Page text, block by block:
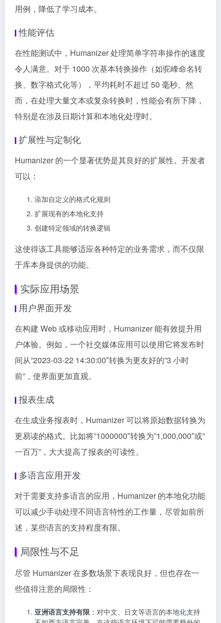
用例，降低了学习成本。
性能评估
在性能测试中，Humanizer 处理简单字符串操作的速度
令人满意。对于 1000 次基本转换操作（如驼峰命名转
换、数字格式化等），平均耗时不超过 50 毫秒。然
而，在处理大量文本或复杂转换时，性能会有所下降，
特别是在涉及日期计算和本地化处理时。
扩展性与定制化
Humanizer 的一个显著优势是其良好的扩展性。开发者
可以：
添加自定义的格式化规则
扩展现有的本地化支持
创建特定领域的转换逻辑
这使得该工具能够适应各种特定的业务需求，而不仅限
于库本身提供的功能。
实际应用场景
用户界面开发
在构建 Web 或移动应用时，Humanizer 能有效提升用
户体验。例如，一个社交媒体应用可以使用它将发布时
间从”2023-03-22 14:30:00″转换为更友好的”3 小时
前”，使界面更加直观。
报表生成
在生成业务报表时，Humanizer 可以将原始数据转换为
更易读的格式。比如将”1000000″转换为”1,000,000″或”
一百万”，大大提高了报表的可读性。
多语言应用开发
对于需要支持多语言的应用，Humanizer 的本地化功能
可以减少手动处理不同语言特性的工作量，尽管如前所
述，某些语言的支持程度有限。
局限性与不足
尽管 Humanizer 在多数场景下表现良好，但也存在一
些值得注意的局限性：
亚洲语言支持有限 ：对中文、日文等语言的本地化支持